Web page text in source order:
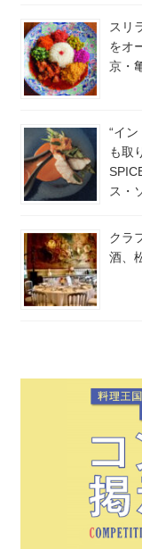
スリ
をオ
京・
“イ
も取
ス・
クラ
酒、